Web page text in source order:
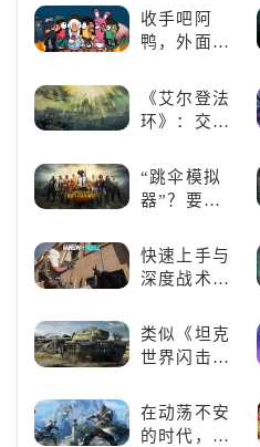
游为何能俘
获玩家心？
收手吧阿
鸭，外面全
《艾尔登法
环》：交界
奇与魂系新
巅峰
“跳伞模拟
器”？要
“刚”？
快速上手与
深度战术兼
六号M》是
否值得入
类似《坦克
世界闪击
（WOTB）
的军事类游
在动荡不安
的时代，踏